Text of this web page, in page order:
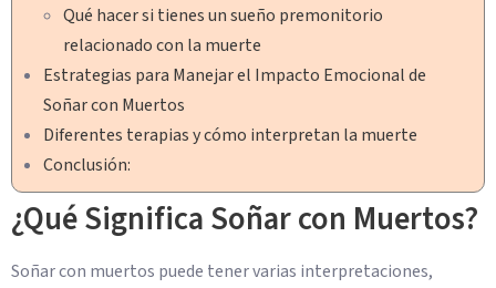
Qué hacer si tienes un sueño premonitorio
relacionado con la muerte
Estrategias para Manejar el Impacto Emocional de
Soñar con Muertos
Diferentes terapias y cómo interpretan la muerte
Conclusión:
¿Qué Significa Soñar con Muertos?
Soñar con muertos puede tener varias interpretaciones,